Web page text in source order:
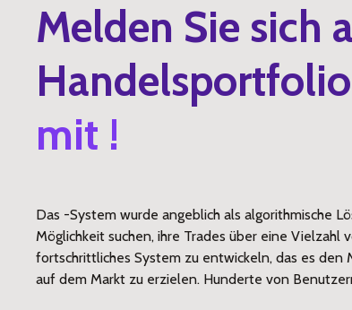
Melden Sie sich
mit !
Das -System wurde angeblich als algorithmische
Möglichkeit suchen, ihre Trades über eine
fortschrittliches System zu entwickeln, das es den
auf dem Markt zu erzielen. Hunderte von